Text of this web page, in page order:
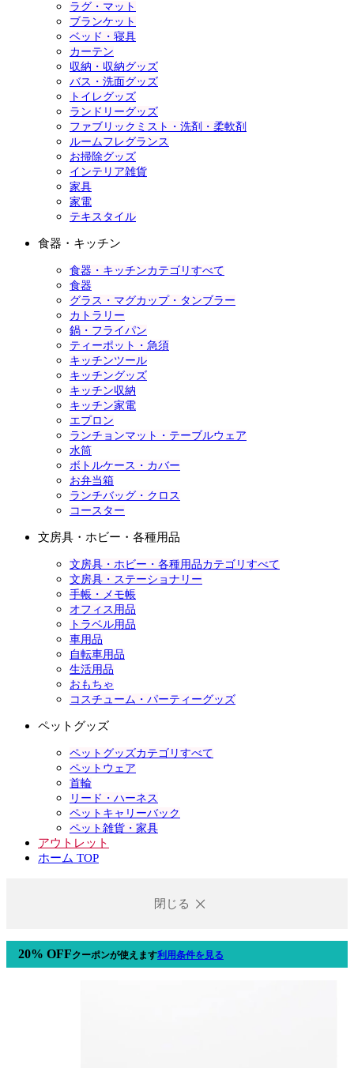
ラグ・マット
ブランケット
ベッド・寝具
カーテン
収納・収納グッズ
バス・洗面グッズ
トイレグッズ
ランドリーグッズ
ファブリックミスト・洗剤・柔軟剤
ルームフレグランス
お掃除グッズ
インテリア雑貨
家具
家電
テキスタイル
食器・キッチン
食器・キッチンカテゴリすべて
食器
グラス・マグカップ・タンブラー
カトラリー
鍋・フライパン
ティーポット・急須
キッチンツール
キッチングッズ
キッチン収納
キッチン家電
エプロン
ランチョンマット・テーブルウェア
水筒
ボトルケース・カバー
お弁当箱
ランチバッグ・クロス
コースター
文房具・ホビー・各種用品
文房具・ホビー・各種用品カテゴリすべて
文房具・ステーショナリー
手帳・メモ帳
オフィス用品
トラベル用品
車用品
自転車用品
生活用品
おもちゃ
コスチューム・パーティーグッズ
ペットグッズ
ペットグッズカテゴリすべて
ペットウェア
首輪
リード・ハーネス
ペットキャリーバック
ペット雑貨・家具
アウトレット
ホーム TOP
閉じる
20% OFFクーポンが使えます利用条件を見る